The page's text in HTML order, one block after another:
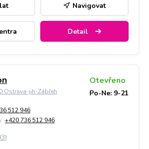
Navigovat
Detail
Ostrava-jih-Zábřeh
Otevřeno
Po-Ne: 9-21
512 946
+420 736 512 946
)